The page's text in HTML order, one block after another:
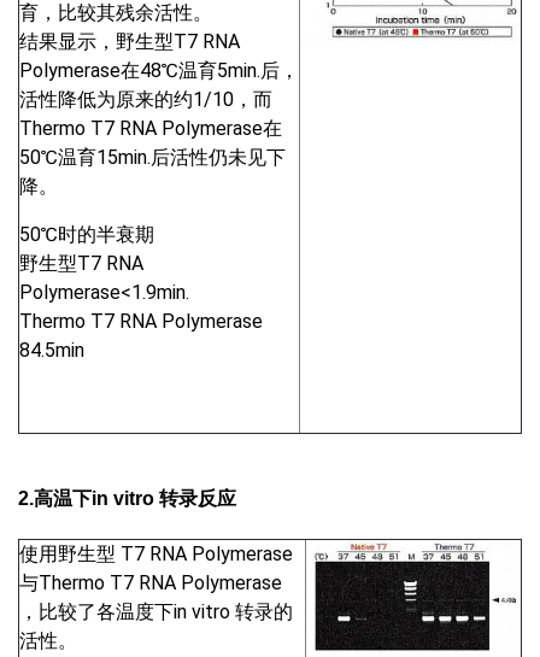
育，比较其残余活性。
结果显示，野生型T7 RNA
Polymerase在48℃温育5min.后，
活性降低为原来的约1/10，而
Thermo T7 RNA Polymerase在
50℃温育15min.后活性仍未见下
降。
50℃时的半衰期
野生型T7 RNA
Polymerase<1.9min.
Thermo T7 RNA Polymerase
84.5min
2.高温下in vitro 转录反应
使用野生型 T7 RNA Polymerase
与Thermo T7 RNA Polymerase
，比较了各温度下in vitro 转录的
活性。